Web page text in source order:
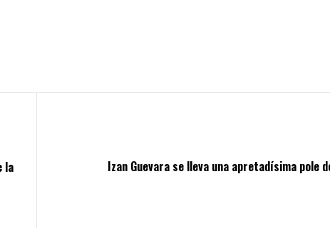
la
Izan Guevara se lleva una apretadísima pole